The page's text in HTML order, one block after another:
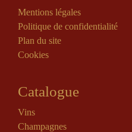
Mentions légales
Politique de confidentialité
Plan du site
Cookies
Catalogue
Vins
Champagnes